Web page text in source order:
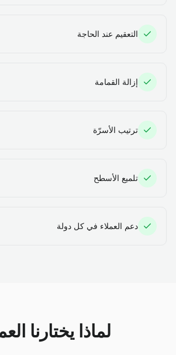
التعقيم عند الحاجة
إزالة القمامة
ترتيب الأسرّة
تلميع الأسطح
دعم العملاء في كل دولة
لماذا يختارنا